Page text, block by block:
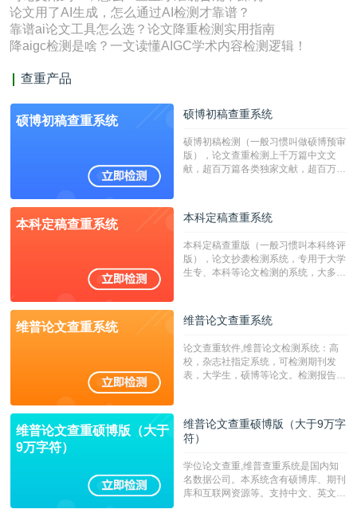
论文用了AI生成，怎么通过AI检测才靠谱？
靠谱ai论文工具怎么选？论文降重检测实用指南
降aigc检测是啥？一文读懂AIGC学术内容检测逻辑！
查重产品
硕博初稿查重系统 硕博初稿查重系统
硕博初稿检测（一般习惯叫做硕博预审
版），论文查重检测上千万篇中文文
献，超百万篇各类独家文献，超百万港
校用来检测硕博论文的系统，检测范围
广，数据来源真实，检测算法合理!本
字符数30万）
本科定稿查重系统 本科定稿查重系统
本科定稿查重版（一般习惯叫本科终评
版），论文抄袭检测系统，专用于大学
生专、本科等论文检测的系统，大多数
维普论文查重系统 维普论文查重系统
论文查重软件,维普论文检测系统：高
校，杂志社指定系统，可检测期刊发
表，大学生，硕博等论文。检测报告支
维普论文查重硕博版（大于
9万字符）
维普论文查重硕博版（大于9万字
符）
学位论文查重,维普查重系统是国内知
名数据公司。本系统含有硕博库、期刊
库和互联网资源等。支持中文、英文、